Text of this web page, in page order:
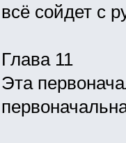
всё сойдет с
Глава 11
Эта